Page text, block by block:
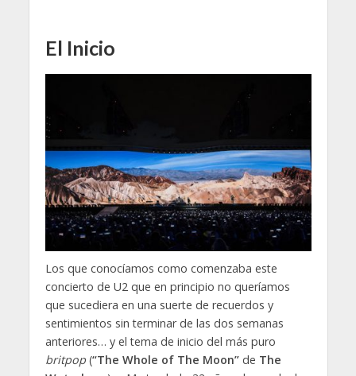
El Inicio
Los que conocíamos como comenzaba este
concierto de U2 que en principio no queríamos
que sucediera en una suerte de recuerdos y
sentimientos sin terminar de las dos semanas
anteriores… y el tema de inicio del más puro
britpop(“The Whole of The Moon”de The